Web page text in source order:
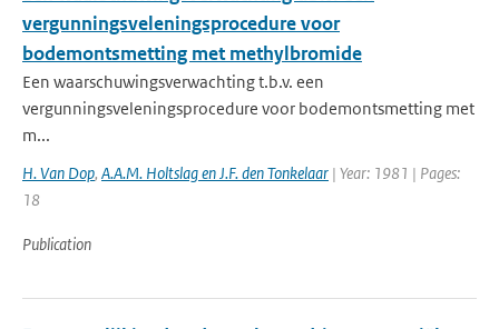
vergunningsveleningsprocedure voor
bodemontsmetting met methylbromide
Een waarschuwingsverwachting t.b.v. een
vergunningsveleningsprocedure voor bodemontsmetting met
m...
H. Van Dop, A.A.M. Holtslag en J.F. den Tonkelaar | Year: 1981 | Pages:
18
Publication